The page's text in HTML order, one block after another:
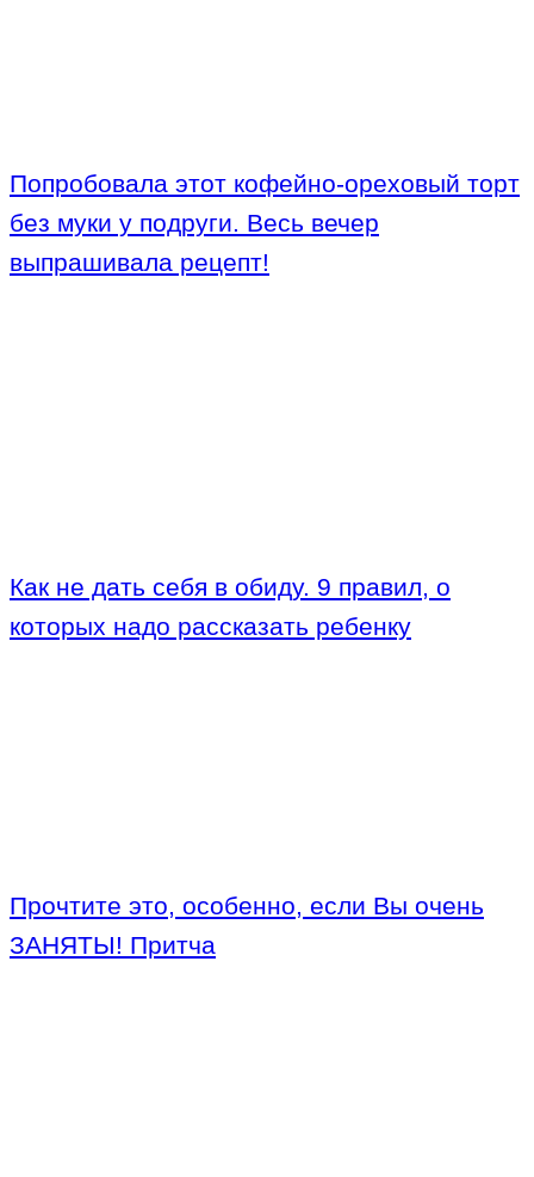
Попробовала этот кофейно-ореховый торт
без муки у подруги. Весь вечер
выпрашивала рецепт!
Как не дать себя в обиду. 9 правил, о
которых надо рассказать ребенку
Прочтите это, особенно, если Вы очень
ЗАНЯТЫ! Притча